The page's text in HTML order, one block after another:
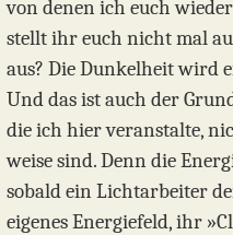
von denen ich euch
stellt ihr euch nicht mal
aus? Die Dunkelheit wird
Und das ist auch der
die ich hier veranstalte,
weise sind. Denn die
sobald ein Lichtarbeiter
eigenes Energiefeld, ihr